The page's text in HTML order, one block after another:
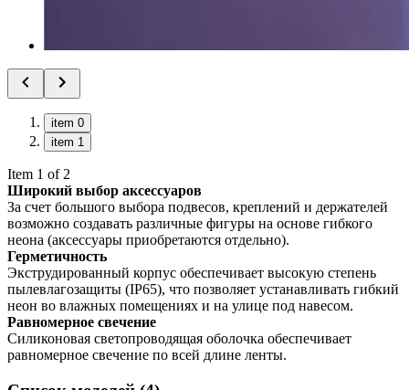
item 0
item 1
Item 1 of 2
Широкий выбор аксессуаров
За счет большого выбора подвесов, креплений и держателей
возможно создавать различные фигуры на основе гибкого
неона (аксессуары приобретаются отдельно).
Герметичность
Экструдированный корпус обеспечивает высокую степень
пылевлагозащиты (IP65), что позволяет устанавливать гибкий
неон во влажных помещениях и на улице под навесом.
Равномерное свечение
Силиконовая светопроводящая оболочка обеспечивает
равномерное свечение по всей длине ленты.